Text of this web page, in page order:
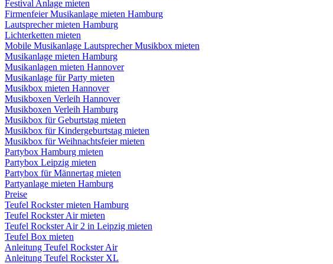
Festival Anlage mieten
Firmenfeier Musikanlage mieten Hamburg
Lautsprecher mieten Hamburg
Lichterketten mieten
Mobile Musikanlage Lautsprecher Musikbox mieten
Musikanlage mieten Hamburg
Musikanlagen mieten Hannover
Musikanlage für Party mieten
Musikbox mieten Hannover
Musikboxen Verleih Hannover
Musikboxen Verleih Hamburg
Musikbox für Geburtstag mieten
Musikbox für Kindergeburtstag mieten
Musikbox für Weihnachtsfeier mieten
Partybox Hamburg mieten
Partybox Leipzig mieten
Partybox für Männertag mieten
Partyanlage mieten Hamburg
Preise
Teufel Rockster mieten Hamburg
Teufel Rockster Air mieten
Teufel Rockster Air 2 in Leipzig mieten
Teufel Box mieten
Anleitung Teufel Rockster Air
Anleitung Teufel Rockster XL